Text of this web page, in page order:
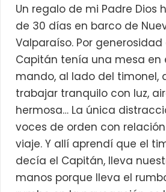
Un regalo de mi Padre Dios
de 30 días en barco de
Valparaíso. Por
Capitán tenía una mesa en
mando, al lado del timonel,
trabajar tranquilo con luz,
hermosa… La única
voces de orden con
viaje. Y allí aprendí que el
decía el Capitán, lleva
manos porque lleva el